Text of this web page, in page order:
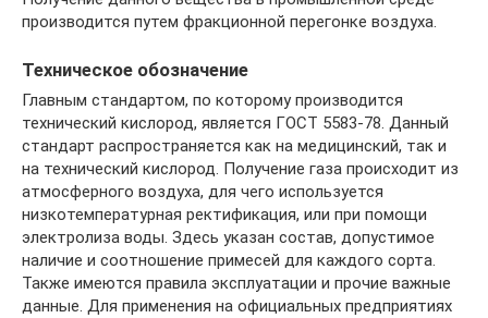
производится путем фракционной перегонке воздуха.
Техническое обозначение
Главным стандартом, по которому производится
технический кислород, является ГОСТ 5583-78. Данный
стандарт распространяется как на медицинский, так и
на технический кислород. Получение газа происходит из
атмосферного воздуха, для чего используется
низкотемпературная ректификация, или при помощи
электролиза воды. Здесь указан состав, допустимое
наличие и соотношение примесей для каждого сорта.
Также имеются правила эксплуатации и прочие важные
данные. Для применения на официальных предприятиях